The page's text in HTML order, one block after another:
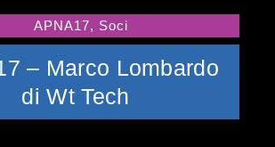
APNA17, Soci
– Marco Lombardo
di Wt Tech